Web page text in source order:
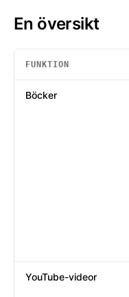
En översikt
FUNKTION
Böcker
YouTube-videor